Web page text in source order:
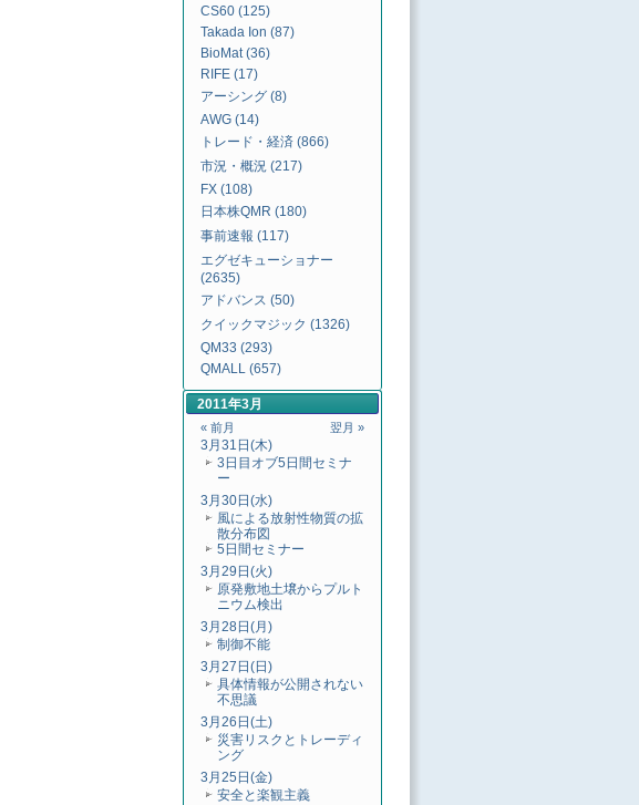
CS60 (125)
Takada Ion (87)
BioMat (36)
RIFE (17)
アーシング (8)
AWG (14)
トレード・経済 (866)
市況・概況 (217)
FX (108)
日本株QMR (180)
事前速報 (117)
エグゼキューショナー
(2635)
アドバンス (50)
クイックマジック (1326)
QM33 (293)
QMALL (657)
2011年3月
« 前月 翌月 »
3月31日(木)
3日目オブ5日間セミナ
ー
3月30日(水)
風による放射性物質の拡
散分布図
5日間セミナー
3月29日(火)
原発敷地土壌からプルト
ニウム検出
3月28日(月)
制御不能
3月27日(日)
具体情報が公開されない
不思議
3月26日(土)
災害リスクとトレーディ
ング
3月25日(金)
安全と楽観主義